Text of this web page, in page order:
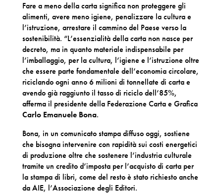
Fare a meno della carta significa non proteggere gli
alimenti, avere meno igiene, penalizzare la cultura e
l’istruzione, arrestare il cammino del Paese verso la
sostenibilità. “L’essenzialità della carta non nasce per
decreto, ma in quanto materiale indispensabile per
l’imballaggio, per la cultura, l’igiene e l’istruzione oltre
che essere parte fondamentale dell’economia circolare,
riciclando ogni anno 6 milioni di tonnellate di carta e
avendo già raggiunto il tasso di riciclo dell’85%,
afferma il presidente della Federazione Carta e Grafica
Carlo Emanuele Bona.
Bona, in un comunicato stampa diffuso oggi, sostiene
che bisogna intervenire con rapidità sui costi energetici
di produzione oltre che sostenere l’industria culturale
tramite un credito d’imposta per l’acquisto di carta per
la stampa di libri, come del resto è stato richiesto anche
da AIE, l’Associazione degli Editori.